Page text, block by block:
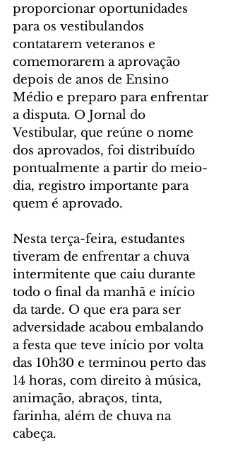
proporcionar oportunidades
para os vestibulandos
contatarem veteranos e
comemorarem a aprovação
depois de anos de Ensino
Médio e preparo para enfrentar
a disputa. O Jornal do
Vestibular, que reúne o nome
dos aprovados, foi distribuído
pontualmente a partir do meio-
dia, registro importante para
quem é aprovado.
Nesta terça-feira, estudantes
tiveram de enfrentar a chuva
intermitente que caiu durante
todo o final da manhã e início
da tarde. O que era para ser
adversidade acabou embalando
a festa que teve início por volta
das 10h30 e terminou perto das
14 horas, com direito à música,
animação, abraços, tinta,
farinha, além de chuva na
cabeça.